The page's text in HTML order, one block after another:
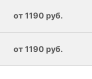
от 1190 руб.
от 1190 руб.